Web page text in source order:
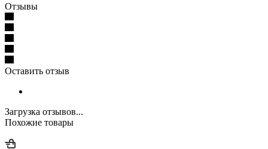
Отзывы
Оставить отзыв
Загрузка отзывов...
Похожие товары